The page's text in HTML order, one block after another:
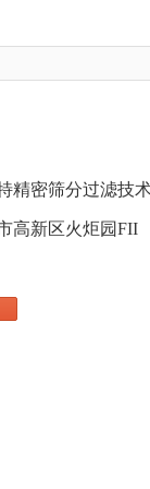
精密筛分过滤技
高新区火炬园FII